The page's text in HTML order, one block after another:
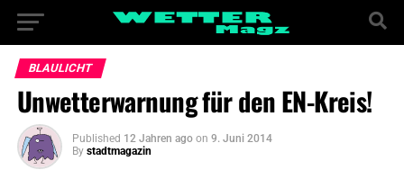
BLAULICHT
Unwetterwarnung für den EN-Kreis!
Published 12 Jahren ago on 9. Juni 2014
By stadtmagazin